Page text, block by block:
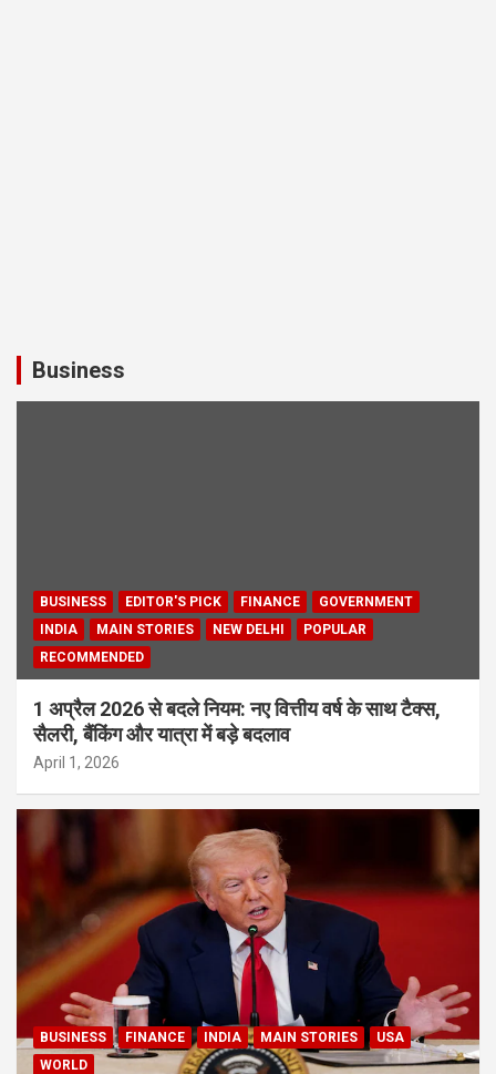
Business
BUSINESS EDITOR'S PICK FINANCE
GOVERNMENT
INDIA
MAIN STORIES NEW DELHI
POPULAR
RECOMMENDED
1 अप्रैल 2026 से बदले नियम: नए वित्तीय वर्ष के साथ टैक्स,
सैलरी, बैंकिंग और यात्रा में बड़े बदलाव
April 1, 2026
BUSINESS FINANCE INDIA MAIN STORIES
USA
WORLD